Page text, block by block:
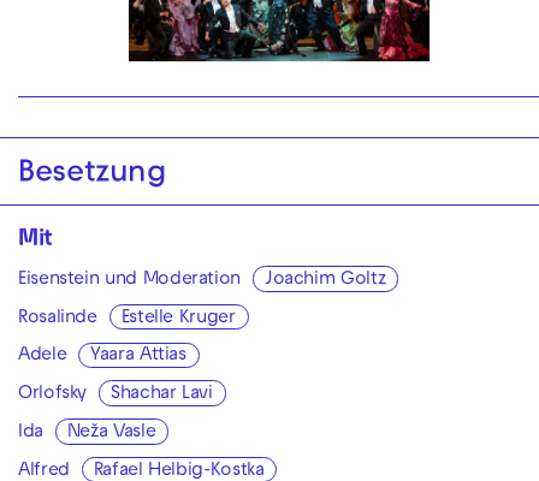
Besetzung
Mit
Eisenstein und Moderation Joachim Goltz
Rosalinde Estelle Kruger
Adele Yaara Attias
Orlofsky Shachar Lavi
Ida Neža Vasle
Alfred Rafael Helbig-Kostka